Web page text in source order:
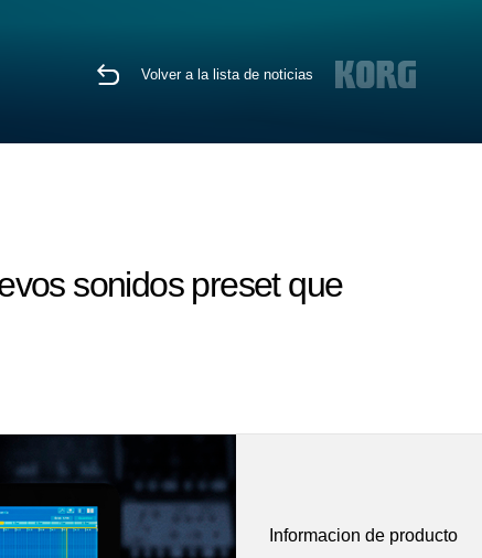
Volver a la lista de noticias
sonidos preset que
Informacion de producto